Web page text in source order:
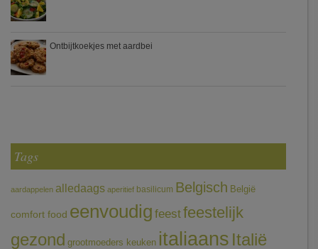
Ontbijtkoekjes met aardbei
Tags
aardappelen alledaags aperitief basilicum Belgisch België
comfort food eenvoudig feestfeestelijk
gezond grootmoeders keuken italiaans Italië